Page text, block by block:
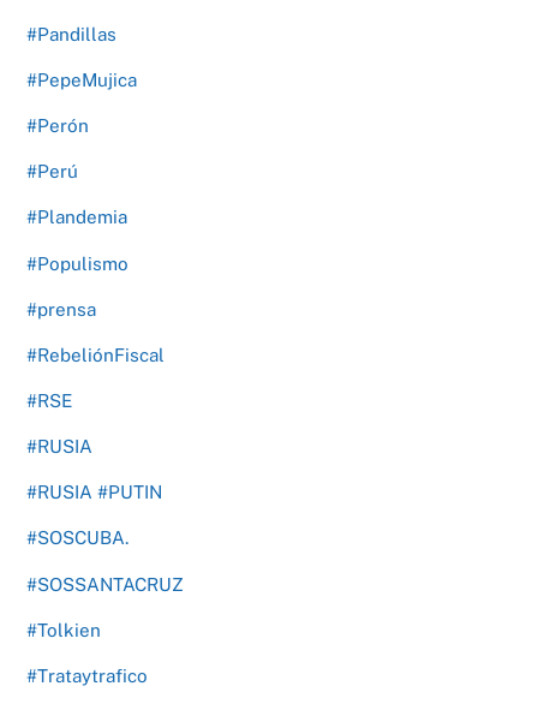
#Pandillas
#PepeMujica
#Perón
#Perú
#Plandemia
#Populismo
#prensa
#RebeliónFiscal
#RSE
#RUSIA
#RUSIA #PUTIN
#SOSCUBA.
#SOSSANTACRUZ
#Tolkien
#Trataytrafico